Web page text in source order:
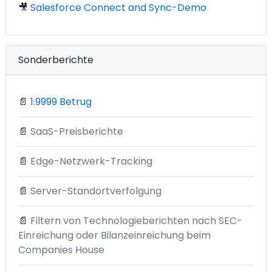
🎥 Salesforce Connect and Sync-Demo
Sonderberichte
📄 1.9999 Betrug
📄 SaaS-Preisberichte
📄 Edge-Netzwerk-Tracking
📄 Server-Standortverfolgung
📄 Filtern von Technologieberichten nach SEC-
Einreichung oder Bilanzeinreichung beim
Companies House